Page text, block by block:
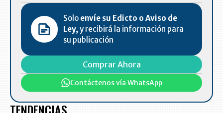
Solo envíe su Edicto o Aviso de
Ley,y recibirá la información para
su publicación
Comprar Ahora
Contáctenos vía WhatsApp